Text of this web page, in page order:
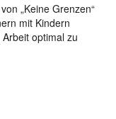
„Keine Grenzen“
mit Kindern
optimal zu